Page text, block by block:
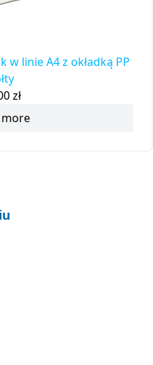
w linie A4 z okładką PP
zł
more